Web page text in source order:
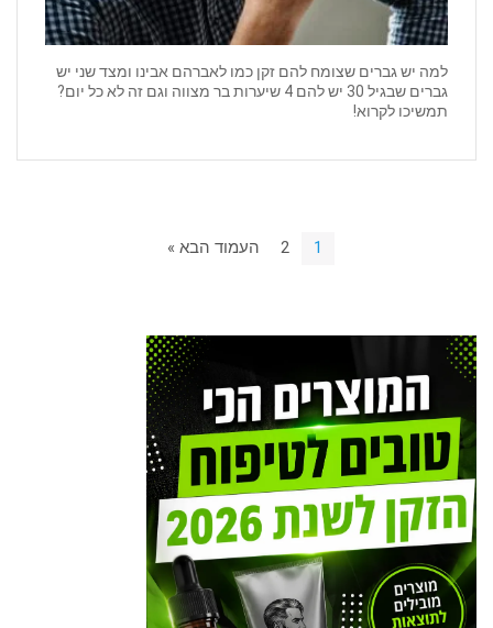
למה יש גברים שצומח להם זקן כמו לאברהם אבינו ומצד שני יש
גברים שבגיל 30 יש להם 4 שיערות בר מצווה וגם זה לא כל יום?
תמשיכו לקרוא!
1
2 העמוד הבא »